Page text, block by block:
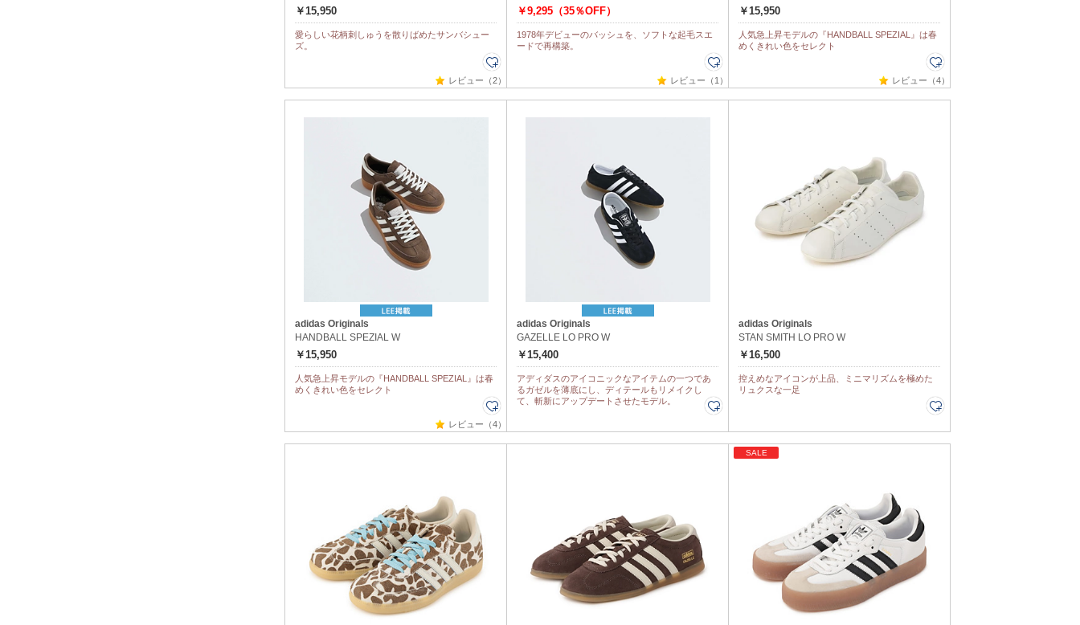
￥15,950
愛らしい花柄刺しゅうを散りばめたサンバシュー
ズ。
レビュー（2）
￥9,295（35％OFF）
1978年デビューのバッシュを、ソフトな起毛スエ
ードで再構築。
レビュー（1）
￥15,950
人気急上昇モデルの『HANDBALL SPEZIAL』は春
めくきれい色をセレクト
レビュー（4）
adidas Originals
HANDBALL SPEZIAL W
￥15,950
人気急上昇モデルの『HANDBALL SPEZIAL』は春
めくきれい色をセレクト
レビュー（4）
adidas Originals
GAZELLE LO PRO W
￥15,400
アディダスのアイコニックなアイテムの一つであ
るガゼルを薄底にし、ディテールもリメイクし
て、斬新にアップデートさせたモデル。
adidas Originals
STAN SMITH LO PRO W
￥16,500
控えめなアイコンが上品、ミニマリズムを極めた
リュクスな一足
SALE